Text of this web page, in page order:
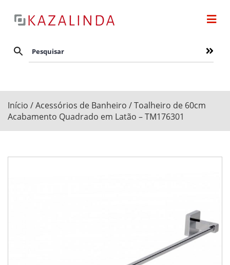
Início /Acessórios de Banheiro / Toalheiro de 60cm
Acabamento Quadrado em Latão – TM176301